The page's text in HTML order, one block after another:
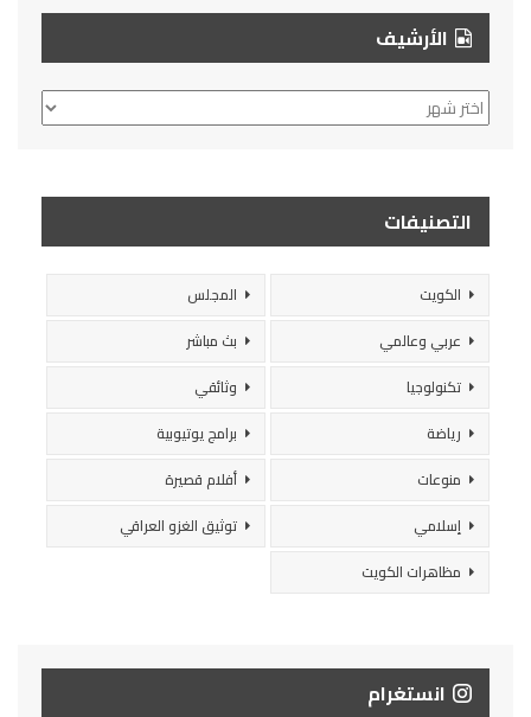
الأرشيف
الأرشيف
التصنيفات
الكويت
المجلس
عربي وعالمي
بث مباشر
تكنولوجيا
وثائقي
رياضة
برامج يوتيوبية
منوعات
أفلام قصيرة
إسلامي
توثيق الغزو العراقي
مظاهرات الكويت
انستغرام